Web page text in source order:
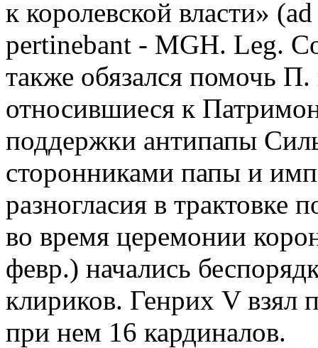
к королевской власти»
pertinebant - MGH. Leg.
также обязался помочь П.
относившиеся к
поддержки антипапы
сторонниками папы и
разногласия в трактовке
во время церемонии
февр.) начались
клириков. Генрих V взял
при нем 16 кардиналов.